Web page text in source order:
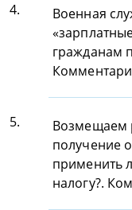
4.
Военная
гражданам
5.
Возмещаем
получение
применить
налогу?.